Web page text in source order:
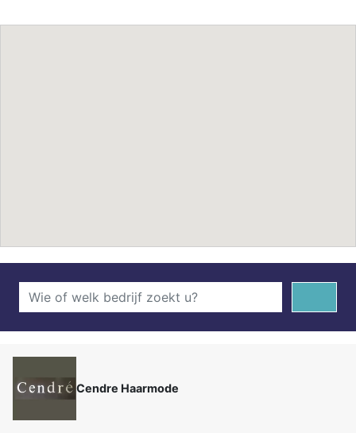
Cendre Haarmode